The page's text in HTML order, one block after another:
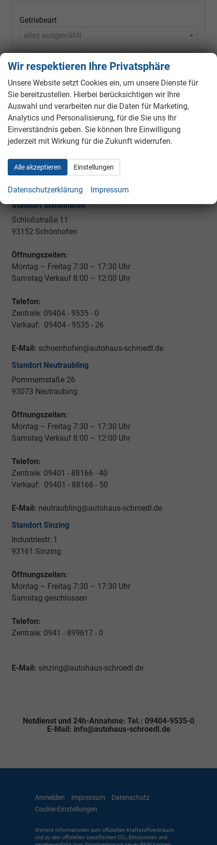
Getriebeart
alles ausgewählt
158 Ergebnisse anzeigen
zurücksetzen
Geparkte Fahrzeuge (0)
Standort Schönhofen
Schloßstraße 11
93152 Schönhofen
Öffnungszeiten:
Montag – Freitag 7:30 – 17:30 Uhr
Samstag Verkauf 8:00 – 12:00 Uhr
Telefon:
Zentrale: 09404 - 9535 - 0
Verkauf: 09404 - 9535 - 26
E-Mail: schoenhofen@autohaus-schroedl.de
Standort Neutraubling
Pommernstaße 26
93073 Neutraubing
Öffnungszeiten:
Montag – Freitag 7:30 – 17:30 Uhr
Samstag Verkauf 8:00 – 12:00 Uhr
Telefon:
Zentrale: 09401 - 88166 - 40
Verkauf: 09401 - 88166 - 50
E-Mail: neutraubling@autohaus-schroedl.de
Standort Sinzing
Industriestr. 1
93161 Sinzing
Öffnungszeiten:
Montag – Freitag 7:30 – 17:30 Uhr
Samstag geschlossen
Telefon:
Zentrale: 0941 - 899617 - 0
E-Mail: sinzing@autohaus-schroedl.de
Notdienst und 24h-Annahme: Tel.: 09404-9535-0
E-Mail: info@autohaus-schroedl.de
Anmelden Impressum
Datenschutz
Cookie-Einstellungen
Weitere Informationen zum offiziellen Kraftstoffverbrauch
und zu den offiziellen spezifischen CO2-Emissionen und
Wir respektieren Ihre Privatsphäre
Unsere Website setzt Cookies ein, um unsere Dienste für
Sie bereitzustellen. Hierbei berücksichtigen wir Ihre
Auswahl und verarbeiten nur die Daten für Marketing,
Analytics und Personalisierung, für die Sie uns Ihr
Einverständnis geben. Sie können Ihre Einwilligung
jederzeit mit Wirkung für die Zukunft widerrufen.
Alle akzeptieren Einstellungen
Datenschutzerklärung Impressum